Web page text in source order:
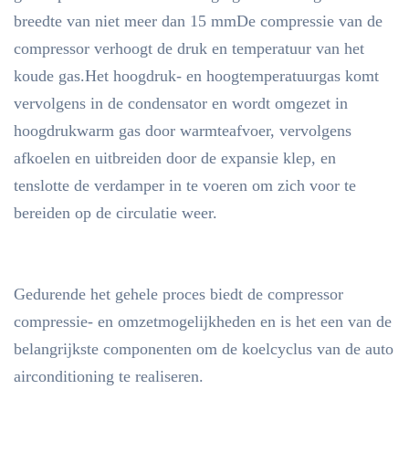
breedte van niet meer dan 15 mmDe compressie van de
compressor verhoogt de druk en temperatuur van het
koude gas.Het hoogdruk- en hoogtemperatuurgas komt
vervolgens in de condensator en wordt omgezet in
hoogdrukwarm gas door warmteafvoer, vervolgens
afkoelen en uitbreiden door de expansie klep, en
tenslotte de verdamper in te voeren om zich voor te
bereiden op de circulatie weer.
Gedurende het gehele proces biedt de compressor
compressie- en omzetmogelijkheden en is het een van de
belangrijkste componenten om de koelcyclus van de auto
airconditioning te realiseren.